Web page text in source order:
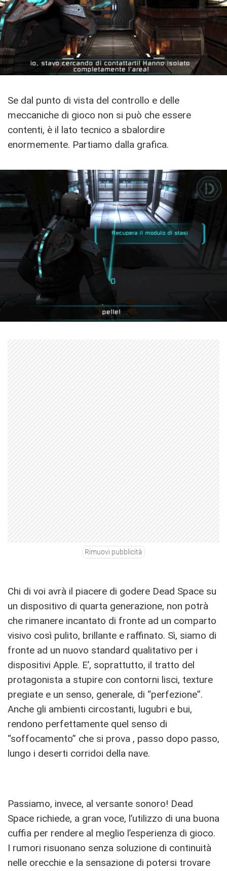
Se dal punto di vista del controllo e delle
meccaniche di gioco non si può che essere
contenti, è il lato tecnico a sbalordire
enormemente. Partiamo dalla grafica.
Rimuovi pubblicità
Chi di voi avrà il piacere di godere Dead Space su
un dispositivo di quarta generazione, non potrà
che rimanere incantato di fronte ad un comparto
visivo così pulito, brillante e raffinato. Sì, siamo di
fronte ad un nuovo standard qualitativo per i
dispositivi Apple. E’, soprattutto, il tratto del
protagonista a stupire con contorni lisci, texture
pregiate e un senso, generale, di “perfezione”.
Anche gli ambienti circostanti, lugubri e bui,
rendono perfettamente quel senso di
“soffocamento” che si prova , passo dopo passo,
lungo i deserti corridoi della nave.
Passiamo, invece, al versante sonoro! Dead
Space richiede, a gran voce, l’utilizzo di una buona
cuffia per rendere al meglio l’esperienza di gioco.
I rumori risuonano senza soluzione di continuità
nelle orecchie e la sensazione di potersi trovare